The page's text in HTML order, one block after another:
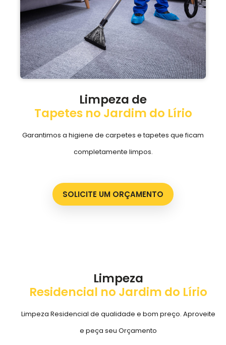
Limpeza de
Tapetes no Jardim do Lírio
Garantimos a higiene de carpetes e tapetes que ficam
completamente limpos.
SOLICITE UM ORÇAMENTO
Limpeza
Residencial no Jardim do Lírio
Limpeza Residencial de qualidade e bom preço. Aproveite
e peça seu Orçamento